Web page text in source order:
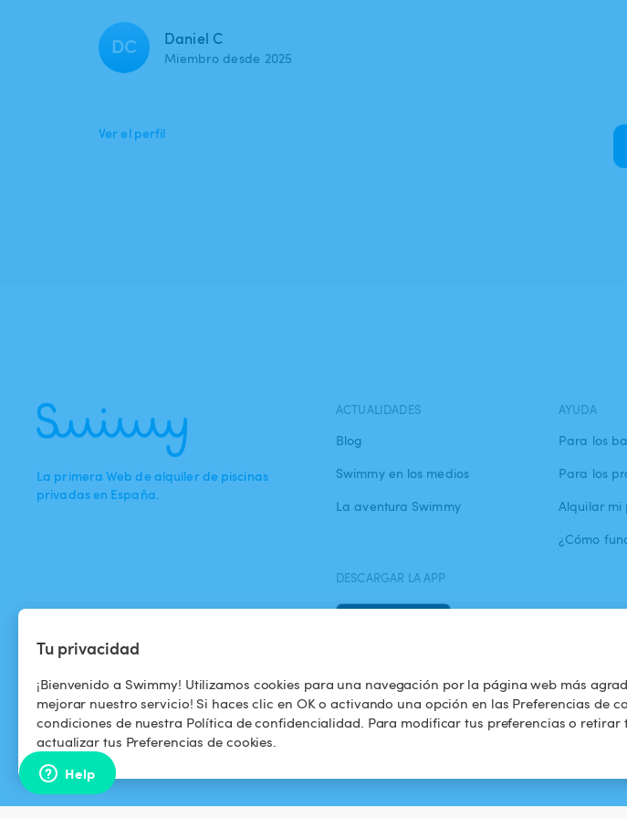
Tu privacidad
¡Bienvenido a Swimmy! Utilizamos cookies para una navegación por la página web más
mejorar nuestro servicio! Si haces clic en OK o activando una opción en las Preferencias de
condiciones de nuestra Política de confidencialidad. Para modificar tus preferencias o retirar
actualizar tus Preferencias de cookies.
DC Daniel C
Miembro desde 2025
Ver el perfil
La primera Web de alquiler de piscinas
privadas en España.
ACTUALIDADES
Blog
Swimmy en los medios
La aventura Swimmy
AYUDA
Para los
Para los
Alquilar mi
¿Cómo
DESCARGAR LA APP